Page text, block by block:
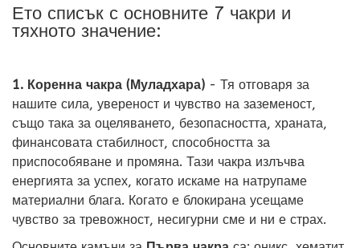
Ето списък с основните 7 чакри и
тяхното значение:
1. Коренна чакра (Муладхара) - Тя отговаря за
нашите сила, увереност и чувство на заземеност,
също така за оцеляването, безопасността, храната,
финансовата стабилност, способността за
приспособяване и промяна. Тази чакра излъчва
енергията за успех, когато искаме на натрупаме
материални блага. Когато е блокирана усещаме
чувство за тревожност, несигурни сме и ни е страх.